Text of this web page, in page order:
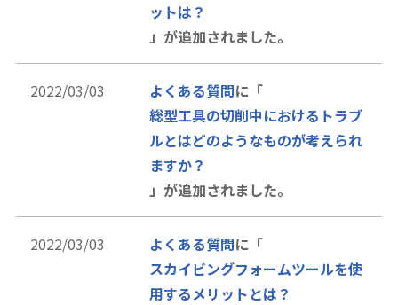
ットは？
」が追加されました。
2022/03/03 よくある質問に「
総型工具の切削中におけるトラブ
ルとはどのようなものが考えられ
ますか？
」が追加されました。
2022/03/03 よくある質問に「
スカイビングフォームツールを使
用するメリットとは？